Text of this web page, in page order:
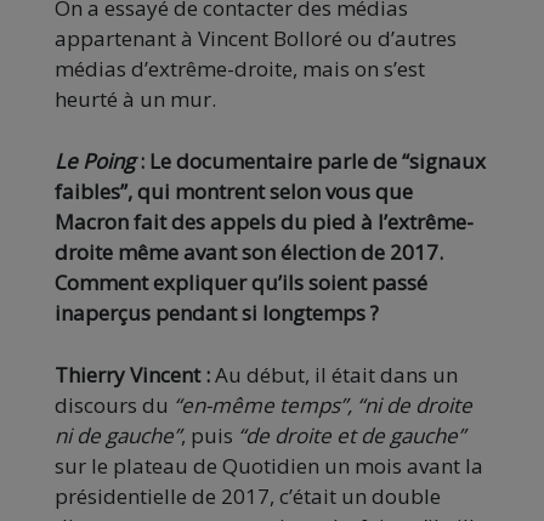
On a essayé de contacter des médias
appartenant à Vincent Bolloré ou d’autres
médias d’extrême-droite, mais on s’est
heurté à un mur.
Le Poing: Le documentaire parle de “signaux
faibles”, qui montrent selon vous que
Macron fait des appels du pied à l’extrême-
droite même avant son élection de 2017.
Comment expliquer qu’ils soient passé
inaperçus pendant si longtemps ?
Thierry Vincent :Au début, il était dans un
discours du “en-même temps”, “ni de droite
ni de gauche”, puis “de droite et de gauche”
sur le plateau de Quotidien un mois avant la
présidentielle de 2017, c’était un double